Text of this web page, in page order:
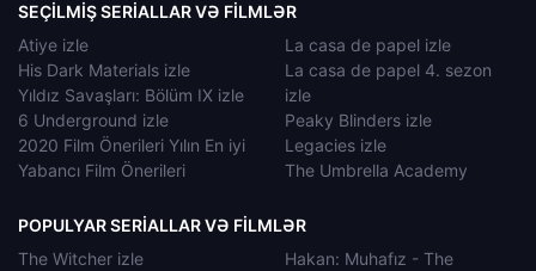
SEÇILMIŞ SERIALLAR VƏ FILMLƏR
Atiye izle
His Dark Materials izle
Yıldız Savaşları: Bölüm IX izle
6 Underground izle
2020 Film Önerileri Yılın En iyi
Yabancı Film Önerileri
La casa de papel izle
La casa de papel 4. sezon
izle
Peaky Blinders izle
Legacies izle
The Umbrella Academy
POPULYAR SERIALLAR VƏ FILMLƏR
The Witcher izle
Hakan: Muhafız - The